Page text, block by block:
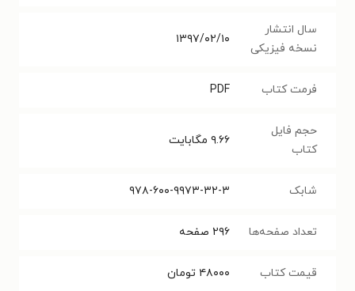
سال انتشار
نسخه فیزیکی
۱۳۹۷/۰۲/۱۰
فرمت کتاب PDF
حجم فایل
کتاب
۹.۶۶ مگابایت
شابک ۹۷۸-۶۰۰-۹۹۷۳-۳۲-۳
تعداد صفحه‌ها ۲۹۶ صفحه
قیمت کتاب ۴۸۰۰۰ تومان